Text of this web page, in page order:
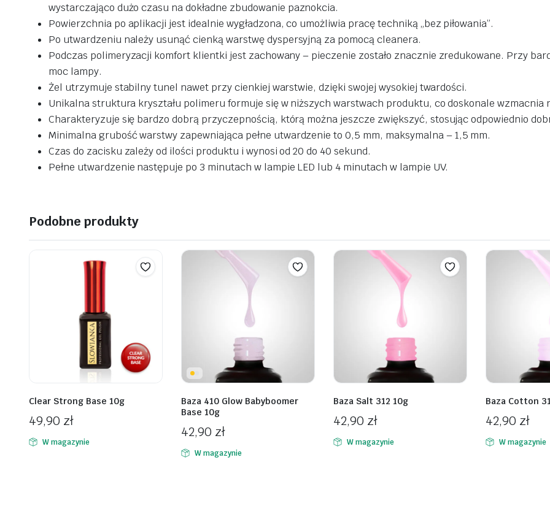
wystarczająco dużo czasu na dokładne zbudowanie paznokcia.
Powierzchnia po aplikacji jest idealnie wygładzona, co umożliwia pracę techniką „bez piłowania”.
Po utwardzeniu należy usunąć cienką warstwę dyspersyjną za pomocą cleanera.
Podczas polimeryzacji komfort klientki jest zachowany – pieczenie zostało znacznie zredukowane. Przy
moc lampy.
Żel utrzymuje stabilny tunel nawet przy cienkiej warstwie, dzięki swojej wysokiej twardości.
Unikalna struktura kryształu polimeru formuje się w niższych warstwach produktu, co doskonale wzmacnia
Charakteryzuje się bardzo dobrą przyczepnością, którą można jeszcze zwiększyć, stosując odpowiednio
Minimalna grubość warstwy zapewniająca pełne utwardzenie to 0,5 mm, maksymalna – 1,5 mm.
Czas do zacisku zależy od ilości produktu i wynosi od 20 do 40 sekund.
Pełne utwardzenie następuje po 3 minutach w lampie LED lub 4 minutach w lampie UV.
Podobne produkty
Clear Strong Base 10g
49,90 zł
W magazynie
Baza 410 Glow Babyboomer
Base 10g
42,90 zł
W magazynie
Baza Salt 312 10g
42,90 zł
W magazynie
Baza Cotton
42,90 zł
W magazynie